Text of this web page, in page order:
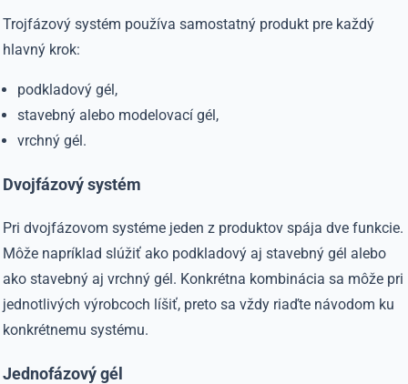
Trojfázový systém používa samostatný produkt pre každý
hlavný krok:
podkladový gél,
stavebný alebo modelovací gél,
vrchný gél.
Dvojfázový systém
Pri dvojfázovom systéme jeden z produktov spája dve funkcie.
Môže napríklad slúžiť ako podkladový aj stavebný gél alebo
ako stavebný aj vrchný gél. Konkrétna kombinácia sa môže pri
jednotlivých výrobcoch líšiť, preto sa vždy riaďte návodom ku
konkrétnemu systému.
Jednofázový gél